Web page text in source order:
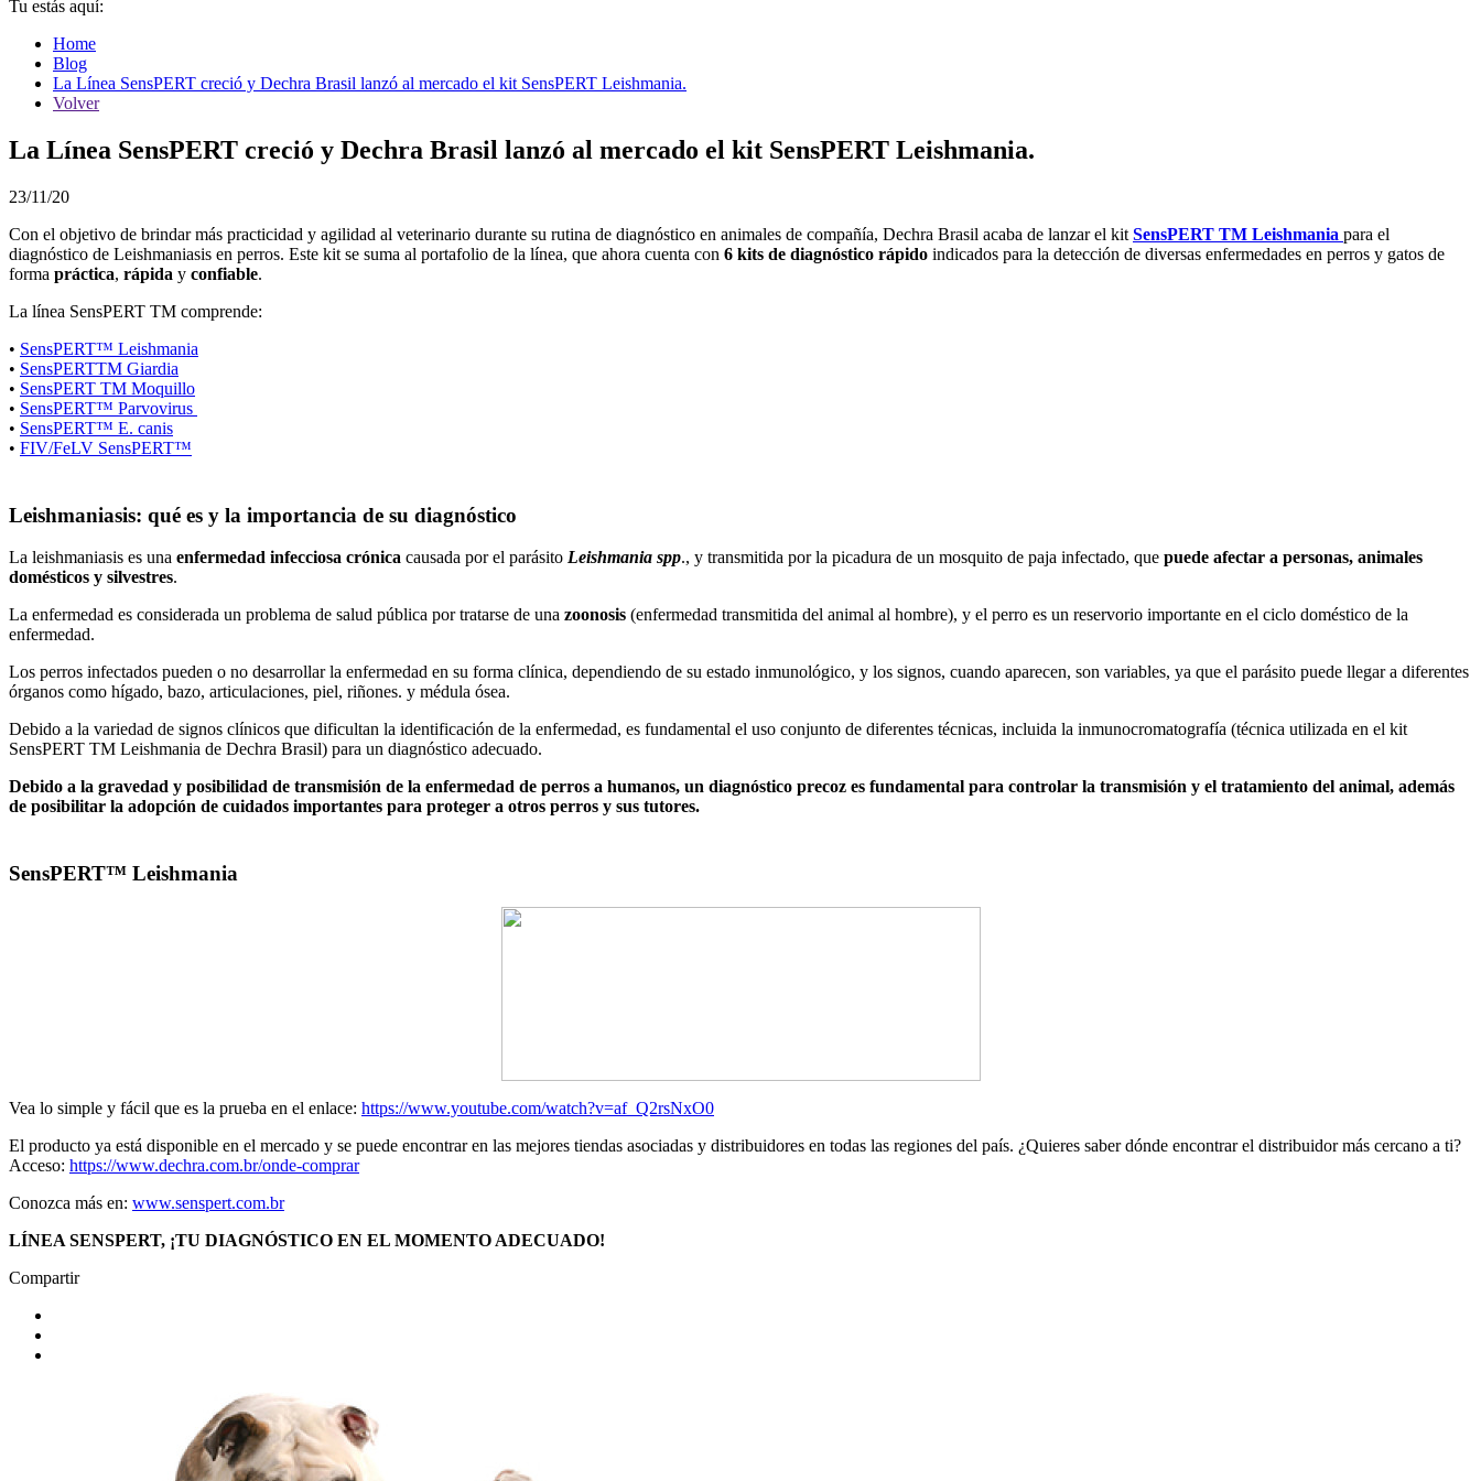
Tu estás aquí:
Home
Blog
La Línea SensPERT creció y Dechra Brasil lanzó al mercado el kit SensPERT Leishmania.
Volver
La Línea SensPERT creció y Dechra Brasil lanzó al mercado el kit SensPERT Leishmania.
23/11/20
Con el objetivo de brindar más practicidad y agilidad al veterinario durante su rutina de diagnóstico en animales de compañía, Dechra Brasil acaba de lanzar el kit SensPERT TM Leishmania para el
diagnóstico de Leishmaniasis en perros. Este kit se suma al portafolio de la línea, que ahora cuenta con 6 kits de diagnóstico rápido indicados para la detección de diversas enfermedades en perros y gatos de
forma práctica, rápida y confiable.
La línea SensPERT TM comprende:
• SensPERT™ Leishmania
• SensPERTTM Giardia
• SensPERT TM Moquillo
• SensPERT™ Parvovirus
• SensPERT™ E. canis
• FIV/FeLV SensPERT™
Leishmaniasis: qué es y la importancia de su diagnóstico
La leishmaniasis es una enfermedad infecciosa crónica causada por el parásito Leishmania spp., y transmitida por la picadura de un mosquito de paja infectado, que puede afectar a personas, animales
domésticos y silvestres.
La enfermedad es considerada un problema de salud pública por tratarse de una zoonosis (enfermedad transmitida del animal al hombre), y el perro es un reservorio importante en el ciclo doméstico de la
enfermedad.
Los perros infectados pueden o no desarrollar la enfermedad en su forma clínica, dependiendo de su estado inmunológico, y los signos, cuando aparecen, son variables, ya que el parásito puede llegar a diferentes
órganos como hígado, bazo, articulaciones, piel, riñones. y médula ósea.
Debido a la variedad de signos clínicos que dificultan la identificación de la enfermedad, es fundamental el uso conjunto de diferentes técnicas, incluida la inmunocromatografía (técnica utilizada en el kit
SensPERT TM Leishmania de Dechra Brasil) para un diagnóstico adecuado.
Debido a la gravedad y posibilidad de transmisión de la enfermedad de perros a humanos, un diagnóstico precoz es fundamental para controlar la transmisión y el tratamiento del animal, además
de posibilitar la adopción de cuidados importantes para proteger a otros perros y sus tutores.
SensPERT™ Leishmania
Vea lo simple y fácil que es la prueba en el enlace: https://www.youtube.com/watch?v=af_Q2rsNxO0
El producto ya está disponible en el mercado y se puede encontrar en las mejores tiendas asociadas y distribuidores en todas las regiones del país. ¿Quieres saber dónde encontrar el distribuidor más cercano a ti?
Acceso: https://www.dechra.com.br/onde-comprar
Conozca más en: www.senspert.com.br
LÍNEA SENSPERT, ¡TU DIAGNÓSTICO EN EL MOMENTO ADECUADO!
Compartir